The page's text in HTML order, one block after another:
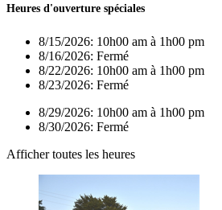
Heures d'ouverture spéciales
8/15/2026: 10h00 am à 1h00 pm
8/16/2026: Fermé
8/22/2026: 10h00 am à 1h00 pm
8/23/2026: Fermé
8/29/2026: 10h00 am à 1h00 pm
8/30/2026: Fermé
Afficher toutes les heures